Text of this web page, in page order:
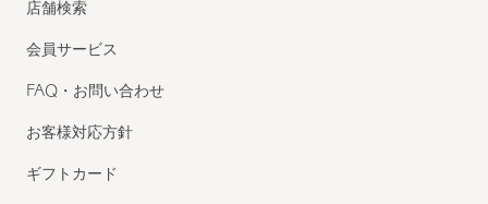
店舗検索
会員サービス
FAQ・お問い合わせ
お客様対応方針
ギフトカード